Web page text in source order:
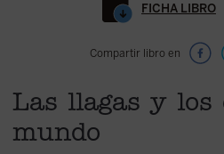
FICHA LIBRO
Compartir libro en
Las llagas y los
mundo